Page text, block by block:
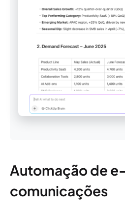
Automação de
comunicações